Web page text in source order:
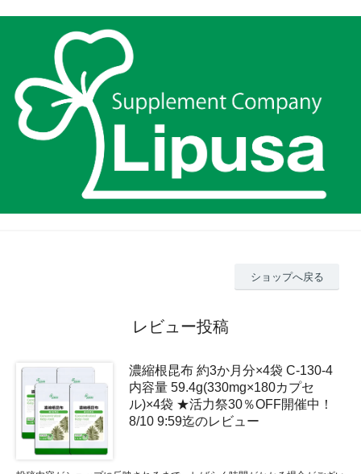
ショップへ戻る
レビュー投稿
濃縮根昆布 約3か月分×4袋 C-130-4
内容量 59.4g(330mg×180カプセ
ル)×4袋 ★活力祭30％OFF開催中！
8/10 9:59迄のレビュー